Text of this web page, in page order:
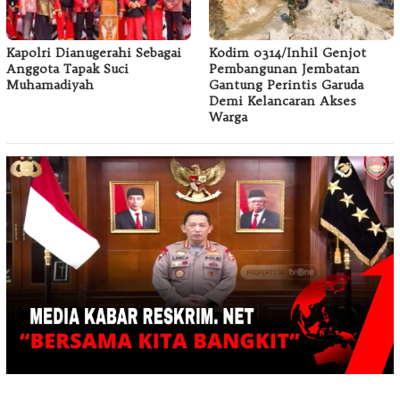
Kapolri Dianugerahi Sebagai
Anggota Tapak Suci
Muhamadiyah
Kodim 0314/Inhil Genjot
Pembangunan Jembatan
Gantung Perintis Garuda
Demi Kelancaran Akses
Warga